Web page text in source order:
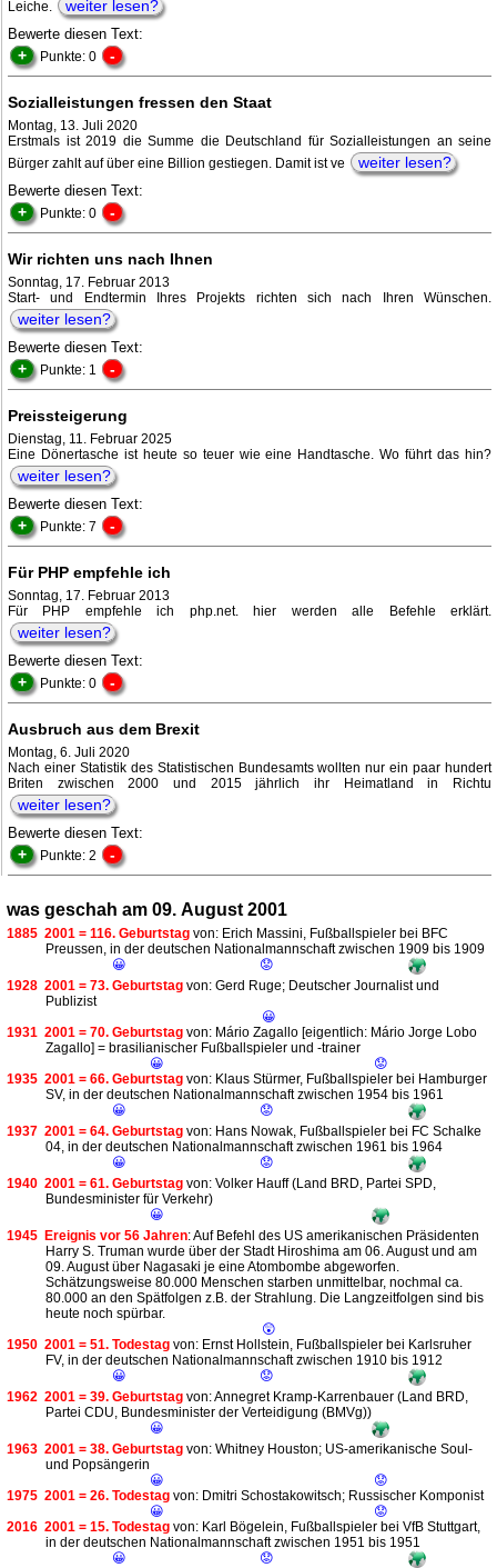
Leiche. weiter lesen?
Bewerte diesen Text:
+ Punkte: 0 -
Sozialleistungen fressen den Staat
Montag, 13. Juli 2020
Erstmals ist 2019 die Summe die Deutschland für Sozialleistungen an seine
Bürger zahlt auf über eine Billion gestiegen. Damit ist ve
weiter lesen?
Bewerte diesen Text:
+ Punkte: 0 -
Wir richten uns nach Ihnen
Sonntag, 17. Februar 2013
Start- und Endtermin Ihres Projekts richten sich nach Ihren Wünschen.
weiter lesen?
Bewerte diesen Text:
+ Punkte: 1 -
Preissteigerung
Dienstag, 11. Februar 2025
Eine Dönertasche ist heute so teuer wie eine Handtasche. Wo führt das hin?
weiter lesen?
Bewerte diesen Text:
+ Punkte: 7 -
Für PHP empfehle ich
Sonntag, 17. Februar 2013
Für PHP empfehle ich php.net. hier werden alle Befehle erklärt.
weiter lesen?
Bewerte diesen Text:
+ Punkte: 0 -
Ausbruch aus dem Brexit
Montag, 6. Juli 2020
Nach einer Statistik des Statistischen Bundesamts wollten nur ein paar hundert
Briten zwischen 2000 und 2015 jährlich ihr Heimatland in Richtu
weiter lesen?
Bewerte diesen Text:
+ Punkte: 2 -
was geschah am 09. August 2001
1885 2001 = 116. Geburtstag von: Erich Massini, Fußballspieler bei BFC
Preussen, in der deutschen Nationalmannschaft zwischen 1909 bis 1909
😀
😟
1928 2001 = 73. Geburtstag von: Gerd Ruge; Deutscher Journalist und
Publizist
😀
1931 2001 = 70. Geburtstag von: Mário Zagallo [eigentlich: Mário Jorge Lobo
Zagallo] = brasilianischer Fußballspieler und -trainer
😀
😟
1935 2001 = 66. Geburtstag von: Klaus Stürmer, Fußballspieler bei Hamburger
SV, in der deutschen Nationalmannschaft zwischen 1954 bis 1961
😀
😟
1937 2001 = 64. Geburtstag von: Hans Nowak, Fußballspieler bei FC Schalke
04, in der deutschen Nationalmannschaft zwischen 1961 bis 1964
😀
😟
1940 2001 = 61. Geburtstag von: Volker Hauff (Land BRD, Partei SPD,
Bundesminister für Verkehr)
😀
1945 Ereignis vor 56 Jahren: Auf Befehl des US amerikanischen Präsidenten
Harry S. Truman wurde über der Stadt Hiroshima am 06. August und am
09. August über Nagasaki je eine Atombombe abgeworfen.
Schätzungsweise 80.000 Menschen starben unmittelbar, nochmal ca.
80.000 an den Spätfolgen z.B. der Strahlung. Die Langzeitfolgen sind bis
heute noch spürbar.
😲
1950 2001 = 51. Todestag von: Ernst Hollstein, Fußballspieler bei Karlsruher
FV, in der deutschen Nationalmannschaft zwischen 1910 bis 1912
😀
😟
1962 2001 = 39. Geburtstag von: Annegret Kramp-Karrenbauer (Land BRD,
Partei CDU, Bundesminister der Verteidigung (BMVg))
😀
1963 2001 = 38. Geburtstag von: Whitney Houston; US-amerikanische Soul-
und Popsängerin
😀
😟
1975 2001 = 26. Todestag von: Dmitri Schostakowitsch; Russischer Komponist
😀
😟
2016 2001 = 15. Todestag von: Karl Bögelein, Fußballspieler bei VfB Stuttgart,
in der deutschen Nationalmannschaft zwischen 1951 bis 1951
😀
😟